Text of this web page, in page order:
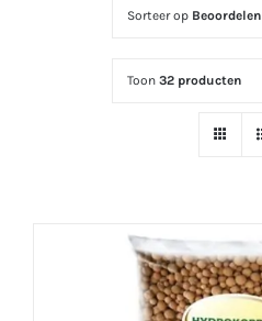
Sorteer op Beoordelen
Toon 32 producten